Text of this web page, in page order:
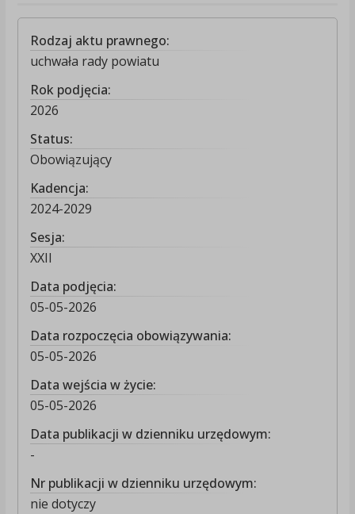
Rodzaj aktu prawnego:
uchwała rady powiatu
Rok podjęcia:
2026
Status:
Obowiązujący
Kadencja:
2024-2029
Sesja:
XXII
Data podjęcia:
05-05-2026
Data rozpoczęcia obowiązywania:
05-05-2026
Data wejścia w życie:
05-05-2026
Data publikacji w dzienniku urzędowym:
-
Nr publikacji w dzienniku urzędowym:
nie dotyczy